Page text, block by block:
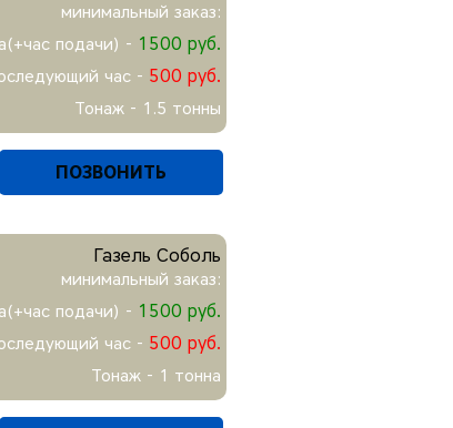
минимальный заказ:
подачи) - 1500 руб.
час - 500 руб.
Тонаж - 1.5 тонны
ПОЗВОНИТЬ
Газель Соболь
минимальный заказ:
подачи) - 1500 руб.
час - 500 руб.
Тонаж - 1 тонна